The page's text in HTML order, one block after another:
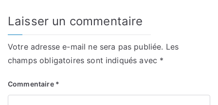
Laisser un commentaire
Votre adresse e-mail ne sera pas publiée. Les
champs obligatoires sont indiqués avec *
Commentaire *